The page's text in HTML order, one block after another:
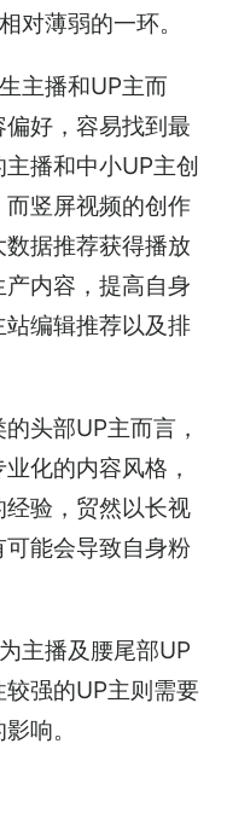
对薄弱的一环。
主播和UP主而
好，容易找到最
播和中小UP主创
竖屏视频的创作
据推荐获得播放
内容，提高自身
编辑推荐以及排
头部UP主而言，
化的内容风格，
验，贸然以长视
能会导致自身粉
主播及腰尾部UP
强的UP主则需要
响。